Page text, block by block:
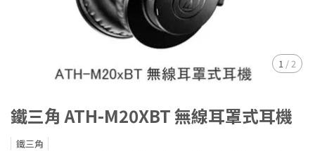
1 / 2
鐵三角 ATH-M20XBT 無線耳罩式耳機
鐵三角